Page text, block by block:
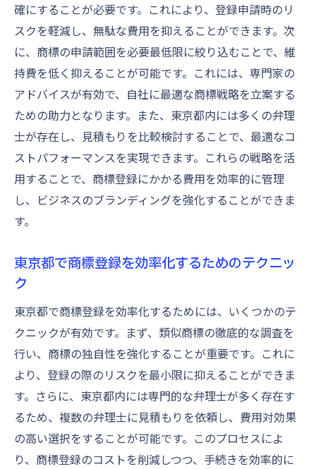
確にすることが必要です。これにより、登録申請時のリ
スクを軽減し、無駄な費用を抑えることができます。次
に、商標の申請範囲を必要最低限に絞り込むことで、維
持費を低く抑えることが可能です。これには、専門家の
アドバイスが有効で、自社に最適な商標戦略を立案する
ための助力となります。また、東京都内には多くの弁理
士が存在し、見積もりを比較検討することで、最適なコ
ストパフォーマンスを実現できます。これらの戦略を活
用することで、商標登録にかかる費用を効率的に管理
し、ビジネスのブランディングを強化することができま
す。
東京都で商標登録を効率化するためのテクニッ
ク
東京都で商標登録を効率化するためには、いくつかのテ
クニックが有効です。まず、類似商標の徹底的な調査を
行い、商標の独自性を強化することが重要です。これに
より、登録の際のリスクを最小限に抑えることができま
す。さらに、東京都内には専門的な弁理士が多く存在す
るため、複数の弁理士に見積もりを依頼し、費用対効果
の高い選択をすることが可能です。このプロセスによ
り、商標登録のコストを削減しつつ、手続きを効率的に